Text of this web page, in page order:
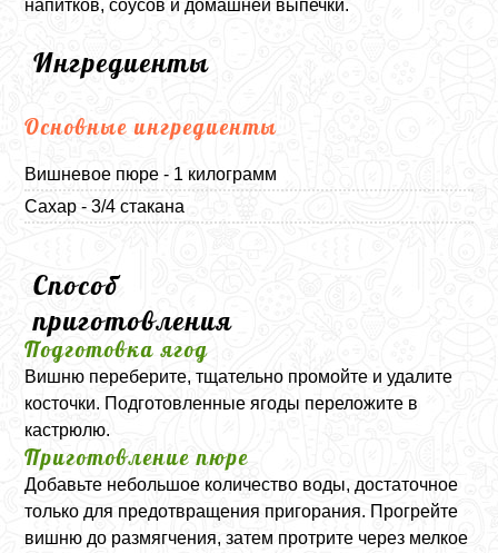
напитков, соусов и домашней выпечки.
Ингредиенты
Основные ингредиенты
Вишневое пюре - 1 килограмм
Сахар - 3/4 стакана
Способ
приготовления
Подготовка ягод
Вишню переберите, тщательно промойте и удалите
косточки. Подготовленные ягоды переложите в
кастрюлю.
Приготовление пюре
Добавьте небольшое количество воды, достаточное
только для предотвращения пригорания. Прогрейте
вишню до размягчения, затем протрите через мелкое